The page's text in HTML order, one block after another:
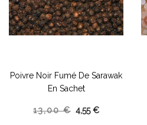
Poivre Noir Fumé De Sarawak
En Sachet
13,00 € 4,55 €